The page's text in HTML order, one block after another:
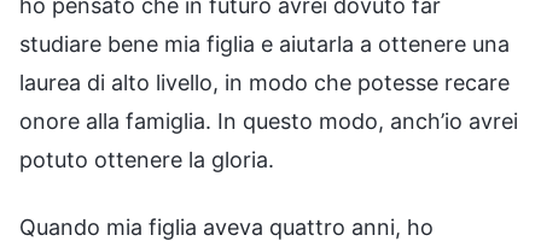
studiare bene mia figlia e aiutarla a ottenere una
laurea di alto livello, in modo che potesse recare
onore alla famiglia. In questo modo, anch’io avrei
potuto ottenere la gloria.
Quando mia figlia aveva quattro anni, ho